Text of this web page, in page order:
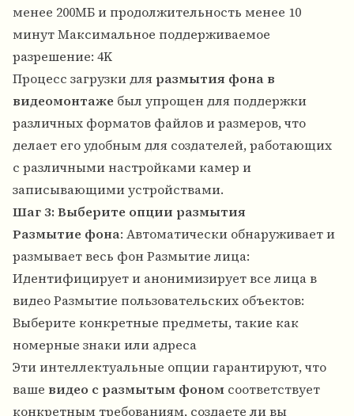
менее 200МБ и продолжительность менее 10
минут Максимальное поддерживаемое
разрешение: 4K
Процесс загрузки для размытия фона в
видеомонтаже был упрощен для поддержки
различных форматов файлов и размеров, что
делает его удобным для создателей, работающих
с различными настройками камер и
записывающими устройствами.
Шаг 3: Выберите опции размытия
Размытие фона: Автоматически обнаруживает и
размывает весь фон Размытие лица:
Идентифицирует и анонимизирует все лица в
видео Размытие пользовательских объектов:
Выберите конкретные предметы, такие как
номерные знаки или адреса
Эти интеллектуальные опции гарантируют, что
ваше видео с размытым фоном соответствует
конкретным требованиям, создаете ли вы